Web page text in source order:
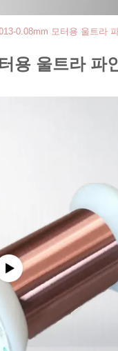
0.08mm 모터용 울트라
용 울트라 파